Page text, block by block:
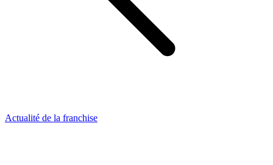
Actualité de la franchise